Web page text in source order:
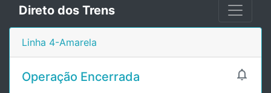
Direto dos Trens
Linha 4-Amarela

Operação Encerrada